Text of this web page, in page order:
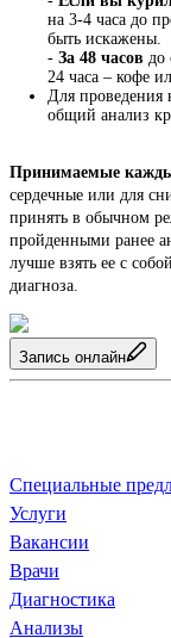
на 3-4 часа до
быть искажены.
- За 48 часов до
24 часа – кофе
Для проведения
общий анализ
Принимаемые
сердечные или для
принять в обычном
пройденными ранее
лучше взять ее с
диагноза.
Запись онлайн
Специальные
Услуги
Ваканcии
Врачи
Диагностика
Анализы